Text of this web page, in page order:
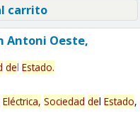
carrito
Antoni Oeste,
del Estado.
Eléctrica, Sociedad del Estado,